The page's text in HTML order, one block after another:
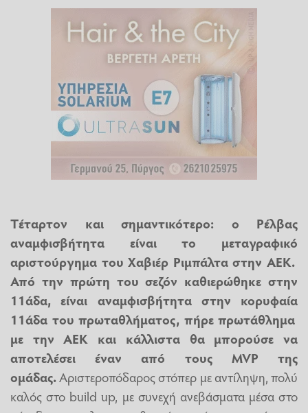
Tέταρτον και σημαντικότερο: ο Ρέλβας
αναμφισβήτητα είναι το μεταγραφικό
αριστούργημα του Χαβιέρ Ριμπάλτα στην ΑΕΚ.
Από την πρώτη του σεζόν καθιερώθηκε στην
11άδα, είναι αναμφισβήτητα στην κορυφαία
11άδα του πρωταθλήματος, πήρε πρωτάθλημα
με την ΑΕΚ και κάλλιστα θα μπορούσε να
αποτελέσει έναν από τους MVP της
ομάδας.Αριστεροπόδαρος στόπερ με αντίληψη, πολύ
καλός στο build up, με συνεχή ανεβάσματα μέσα στο